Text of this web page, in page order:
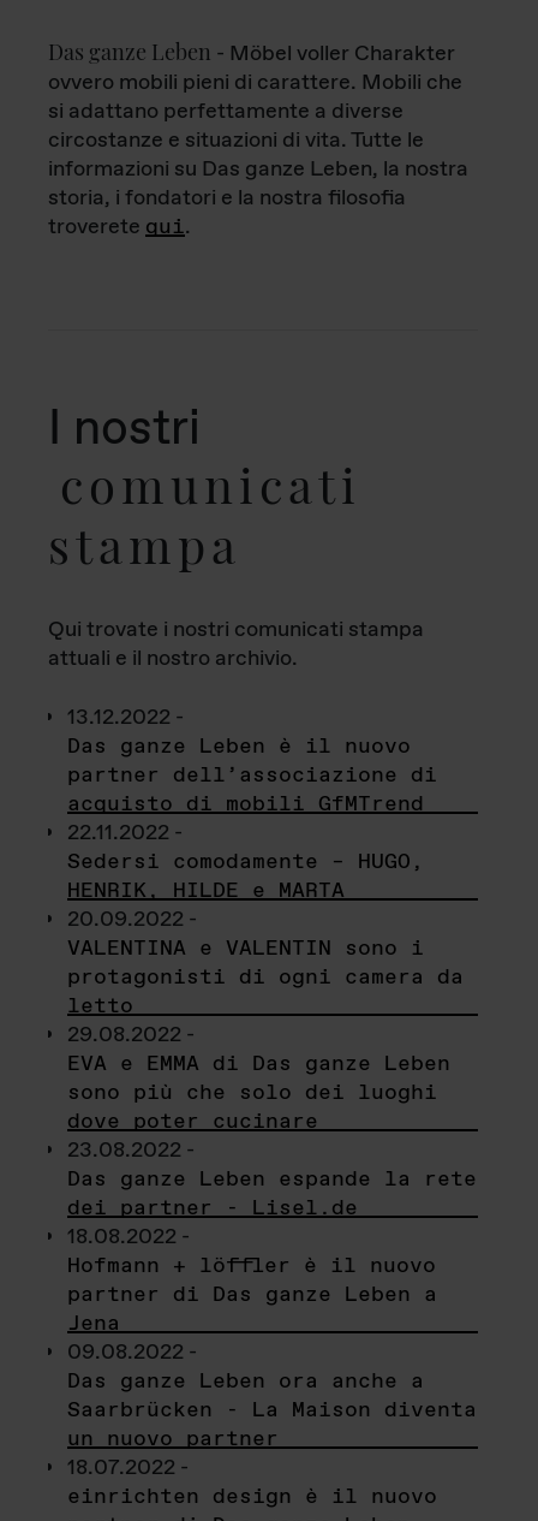
Das ganze Leben - Möbel voller Charakter
ovvero mobili pieni di carattere. Mobili che
si adattano perfettamente a diverse
circostanze e situazioni di vita. Tutte le
informazioni su Das ganze Leben, la nostra
storia, i fondatori e la nostra filosofia
troverete qui.
I nostri
comunicati
stampa
Qui trovate i nostri comunicati stampa
attuali e il nostro archivio.
13.12.2022 -
Das ganze Leben è il nuovo
partner dell’associazione di
acquisto di mobili GfMTrend
22.11.2022 -
Sedersi comodamente – HUGO,
HENRIK, HILDE e MARTA
20.09.2022 -
VALENTINA e VALENTIN sono i
protagonisti di ogni camera da
letto
29.08.2022 -
EVA e EMMA di Das ganze Leben
sono più che solo dei luoghi
dove poter cucinare
23.08.2022 -
Das ganze Leben espande la rete
dei partner - Lisel.de
18.08.2022 -
Hofmann + löffler è il nuovo
partner di Das ganze Leben a
Jena
09.08.2022 -
Das ganze Leben ora anche a
Saarbrücken - La Maison diventa
un nuovo partner
18.07.2022 -
einrichten design è il nuovo